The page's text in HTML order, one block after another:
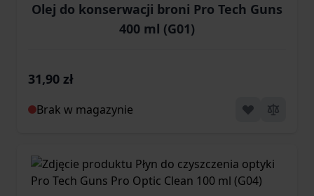
Olej do konserwacji broni Pro Tech Guns
400 ml (G01)
31,90 zł
Brak w magazynie